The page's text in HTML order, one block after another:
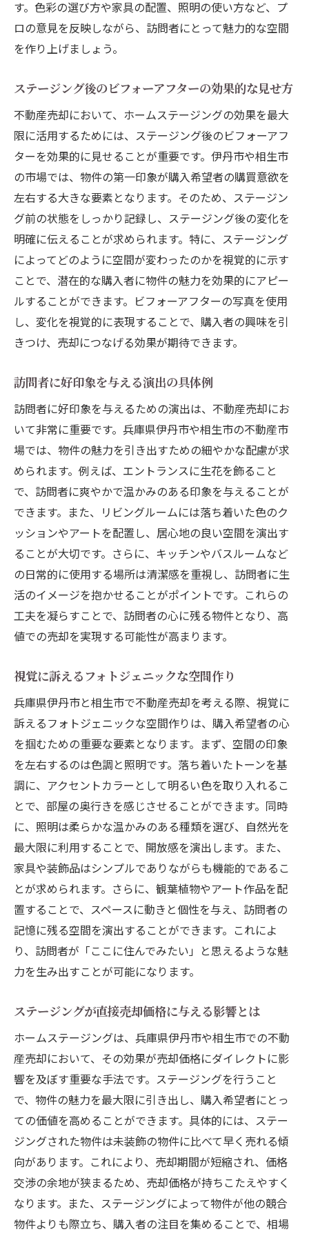
す。色彩の選び方や家具の配置、照明の使い方など、プ
ロの意見を反映しながら、訪問者にとって魅力的な空間
を作り上げましょう。
ステージング後のビフォーアフターの効果的な見せ方
不動産売却において、ホームステージングの効果を最大
限に活用するためには、ステージング後のビフォーアフ
ターを効果的に見せることが重要です。伊丹市や相生市
の市場では、物件の第一印象が購入希望者の購買意欲を
左右する大きな要素となります。そのため、ステージン
グ前の状態をしっかり記録し、ステージング後の変化を
明確に伝えることが求められます。特に、ステージング
によってどのように空間が変わったのかを視覚的に示す
ことで、潜在的な購入者に物件の魅力を効果的にアピー
ルすることができます。ビフォーアフターの写真を使用
し、変化を視覚的に表現することで、購入者の興味を引
きつけ、売却につなげる効果が期待できます。
訪問者に好印象を与える演出の具体例
訪問者に好印象を与えるための演出は、不動産売却にお
いて非常に重要です。兵庫県伊丹市や相生市の不動産市
場では、物件の魅力を引き出すための細やかな配慮が求
められます。例えば、エントランスに生花を飾ること
で、訪問者に爽やかで温かみのある印象を与えることが
できます。また、リビングルームには落ち着いた色のク
ッションやアートを配置し、居心地の良い空間を演出す
ることが大切です。さらに、キッチンやバスルームなど
の日常的に使用する場所は清潔感を重視し、訪問者に生
活のイメージを抱かせることがポイントです。これらの
工夫を凝らすことで、訪問者の心に残る物件となり、高
値での売却を実現する可能性が高まります。
視覚に訴えるフォトジェニックな空間作り
兵庫県伊丹市と相生市で不動産売却を考える際、視覚に
訴えるフォトジェニックな空間作りは、購入希望者の心
を掴むための重要な要素となります。まず、空間の印象
を左右するのは色調と照明です。落ち着いたトーンを基
調に、アクセントカラーとして明るい色を取り入れるこ
とで、部屋の奥行きを感じさせることができます。同時
に、照明は柔らかな温かみのある種類を選び、自然光を
最大限に利用することで、開放感を演出します。また、
家具や装飾品はシンプルでありながらも機能的であるこ
とが求められます。さらに、観葉植物やアート作品を配
置することで、スペースに動きと個性を与え、訪問者の
記憶に残る空間を演出することができます。これによ
り、訪問者が「ここに住んでみたい」と思えるような魅
力を生み出すことが可能になります。
ステージングが直接売却価格に与える影響とは
ホームステージングは、兵庫県伊丹市や相生市での不動
産売却において、その効果が売却価格にダイレクトに影
響を及ぼす重要な手法です。ステージングを行うこと
で、物件の魅力を最大限に引き出し、購入希望者にとっ
ての価値を高めることができます。具体的には、ステー
ジングされた物件は未装飾の物件に比べて早く売れる傾
向があります。これにより、売却期間が短縮され、価格
交渉の余地が狭まるため、売却価格が持ちこたえやすく
なります。また、ステージングによって物件が他の競合
物件よりも際立ち、購入者の注目を集めることで、相場